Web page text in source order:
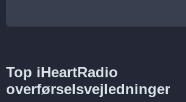
Top iHeartRadio
overførselsvejledninger